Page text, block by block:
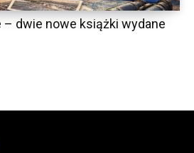
– dwie nowe książki wydane